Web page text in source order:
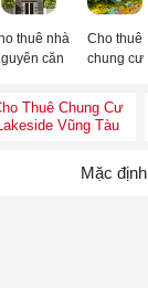
thuê nhà
căn
Cho thuê
chung cư
Thuê Chung Cư
Vũng Tàu
Mặc định